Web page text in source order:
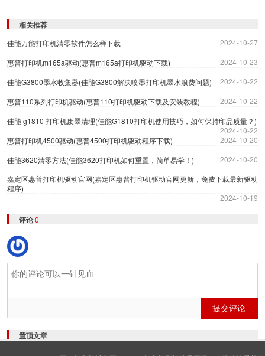
相关推荐
佳能万能打印机清零软件怎么样下载
2024-10-27
惠普打印机m165a驱动(惠普m165a打印机驱动下载)
2024-10-23
佳能G3800墨水收集器(佳能G3800解决喷墨打印机墨水浪费问题)
2024-10-22
惠普110系列打印机驱动(惠普110打印机驱动下载及安装教程)
2024-10-22
佳能 g1810 打印机废墨清理(佳能G1810打印机使用技巧，如何保持印品质量？)
2024-10-22
惠普打印机4500驱动(惠普4500打印机驱动程序下载)
2024-10-20
佳能3620清零方法(佳能3620打印机如何重置，简单易学！)
2024-10-20
嘉定区惠普打印机驱动官网(嘉定区惠普打印机驱动官网更新，免费下载最新驱动
程序)
2024-10-19
评论0
提交评论
置顶文章